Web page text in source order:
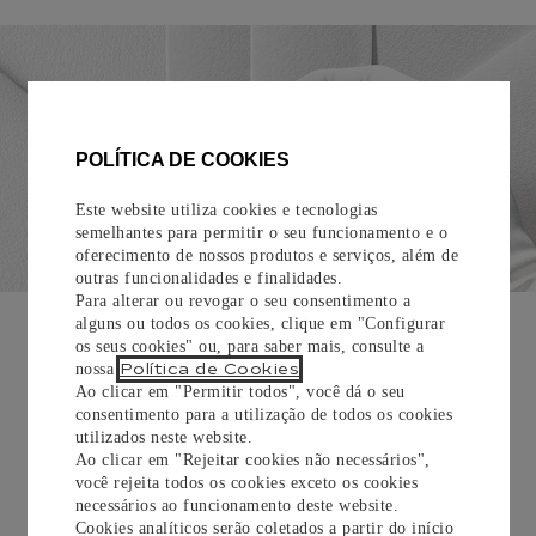
POLÍTICA DE COOKIES
Este website utiliza cookies e tecnologias
semelhantes para permitir o seu funcionamento e o
oferecimento de nossos produtos e serviços, além de
outras funcionalidades e finalidades.
Para alterar ou revogar o seu consentimento a
alguns ou todos os cookies, clique em "Configurar
os seus cookies" ou, para saber mais, consulte a
nossa Política de Cookies
Ao clicar em "Permitir todos", você dá o seu
consentimento para a utilização de todos os cookies
utilizados neste website.
Ao clicar em "Rejeitar cookies não necessários",
você rejeita todos os cookies exceto os cookies
necessários ao funcionamento deste website.
Cookies analíticos serão coletados a partir do início
EMBALAGEM PARA PRESENTE
Todos os pedidos de nossa e-Boutique Cartier são
cuidadosamente embrulhados para presente e oferecem a
opção de adicionar um cartão personalizado.
Saiba mais